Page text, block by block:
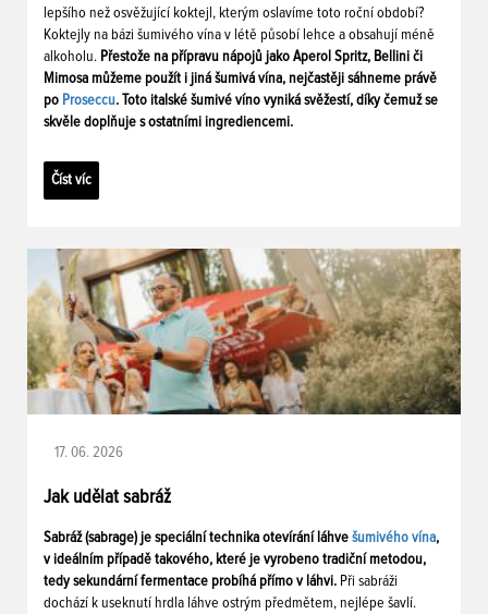
lepšího než osvěžující koktejl, kterým oslavíme toto roční období?
Koktejly na bázi šumivého vína v létě působí lehce a obsahují méně
alkoholu. Přestože na přípravu nápojů jako Aperol Spritz, Bellini či
Mimosa můžeme použít i jiná šumivá vína, nejčastěji sáhneme právě
po Proseccu. Toto italské šumivé víno vyniká svěžestí, díky čemuž se
skvěle doplňuje s ostatními ingrediencemi.
Číst víc
17. 06. 2026
Jak udělat sabráž
Sabráž (sabrage) je speciální technika otevírání láhve šumivého vína,
v ideálním případě takového, které je vyrobeno tradiční metodou,
tedy sekundární fermentace probíhá přímo v láhvi. Při sabráži
dochází k useknutí hrdla láhve ostrým předmětem, nejlépe šavlí.